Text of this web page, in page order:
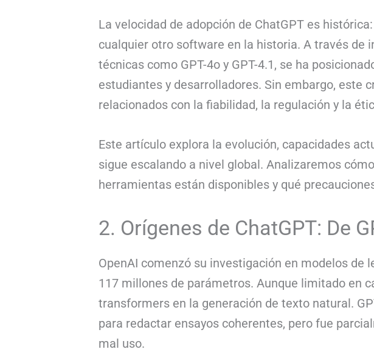
La velocidad de adopción de ChatGPT es
cualquier otro software en la historia. A través de
técnicas como GPT-4o y GPT-4.1, se ha
estudiantes y desarrolladores. Sin embargo,
relacionados con la fiabilidad, la regulación y la
Este artículo explora la evolución, capacidades
sigue escalando a nivel global. Analizaremos
herramientas están disponibles y qué
2. Orígenes de ChatGPT: De
OpenAI comenzó su investigación en modelos de
117 millones de parámetros. Aunque limitado en
transformers en la generación de texto natural.
para redactar ensayos coherentes, pero fue
mal uso.